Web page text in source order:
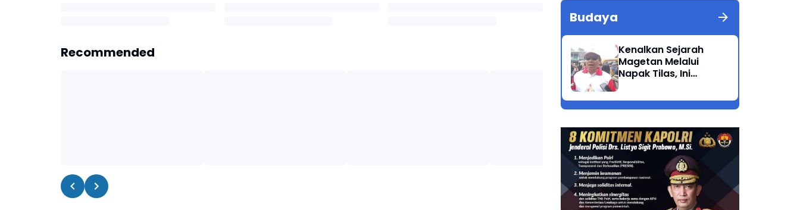
Recommended
Budaya
Kenalkan Sejarah
Magetan Melalui
Napak Tilas, Ini
Kadis Dikpora.